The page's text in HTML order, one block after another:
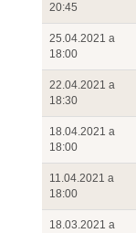
20:45
25.04.2021 a
18:00
22.04.2021 a
18:30
18.04.2021 a
18:00
11.04.2021 a
18:00
18.03.2021 a